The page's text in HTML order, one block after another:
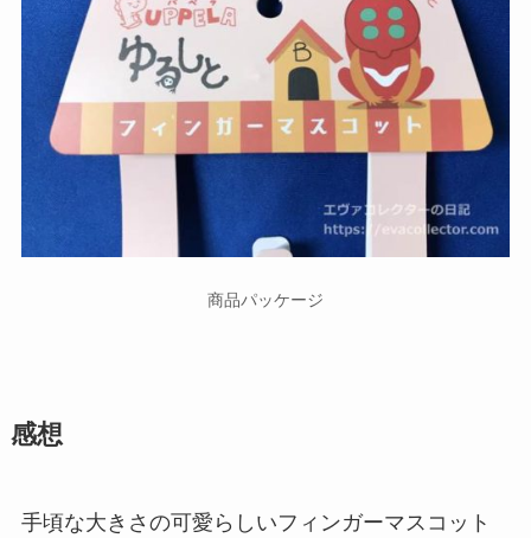
商品パッケージ
感想
手頃な大きさの可愛らしいフィンガーマスコット